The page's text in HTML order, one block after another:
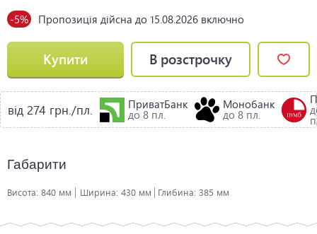
-5% Пропозиція дійсна до 15.08.2026 включно
Купити В розстрочку
від 274 грн./пл. ПриватБанк
до 8 пл.
Монобанк
до 8 пл.
Габарити
Висота: 840 мм Ширина: 430 мм Глибина: 385 мм